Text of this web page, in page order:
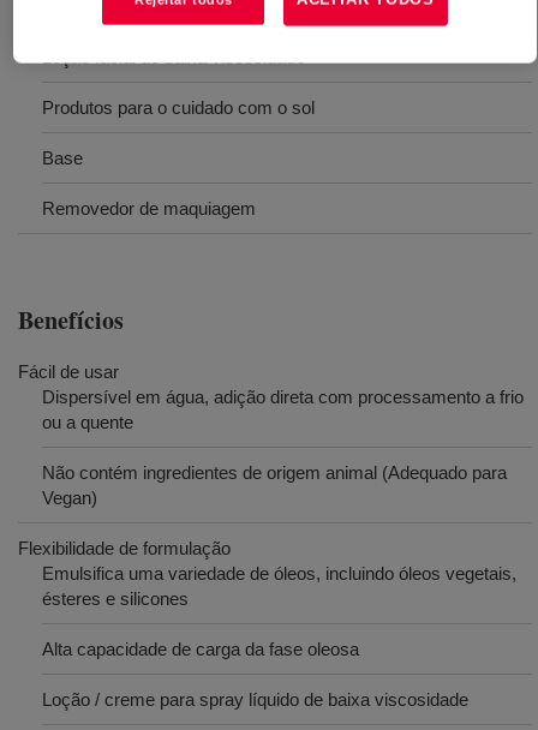
Pode ser usado em uma ampla gama de aplicações de cuidados
com a pele, tais como
Produtos para o cuidado com o sol
Base
Removedor de maquiagem
Benefícios
Fácil de usar
Dispersível em água, adição direta com processamento a frio
ou a quente
Não contém ingredientes de origem animal (Adequado para
Vegan)
Flexibilidade de formulação
Emulsifica uma variedade de óleos, incluindo óleos vegetais,
ésteres e silicones
Alta capacidade de carga da fase oleosa
Loção / creme para spray líquido de baixa viscosidade